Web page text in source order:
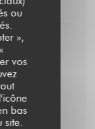
ou
»,
vos
bas
site.